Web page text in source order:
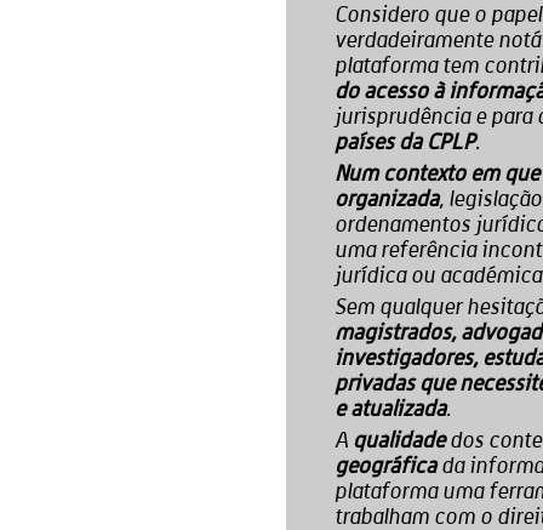
Considero que o
verdadeiramente
plataforma tem
do acesso à
jurisprudência e
países da CPLP.
Num contexto em
organizada,
ordenamentos
uma referência
jurídica ou
Sem qualquer
magistrados,
investigadores,
privadas que
e atualizada.
A qualidadedos
geográficada
plataforma uma
trabalham com o